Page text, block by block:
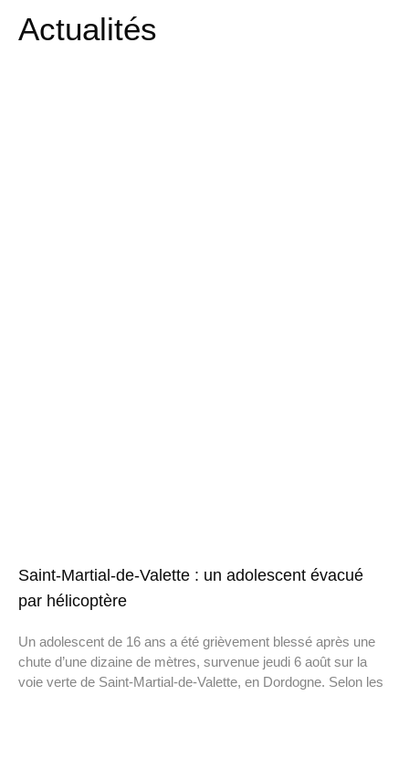
Actualités
Saint-Martial-de-Valette : un adolescent évacué
par hélicoptère
Un adolescent de 16 ans a été grièvement blessé après une
chute d’une dizaine de mètres, survenue jeudi 6 août sur la
voie verte de Saint-Martial-de-Valette, en Dordogne. Selon les